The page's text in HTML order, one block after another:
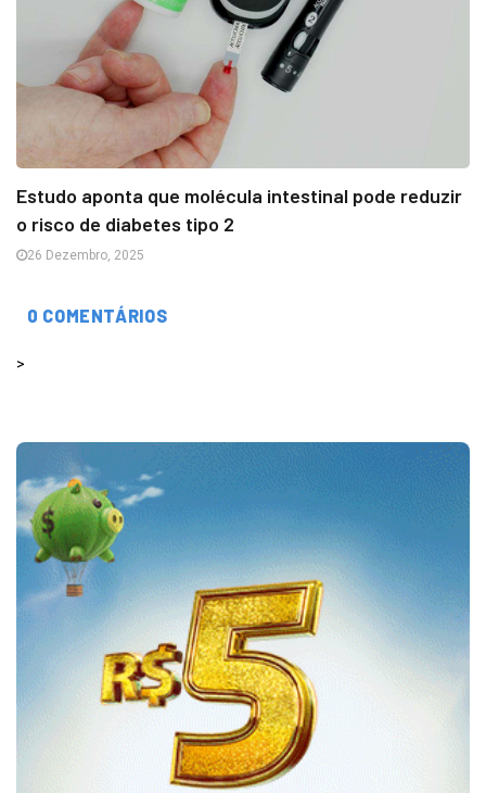
Estudo aponta que molécula intestinal pode reduzir
o risco de diabetes tipo 2
26 Dezembro, 2025
0 COMENTÁRIOS
>